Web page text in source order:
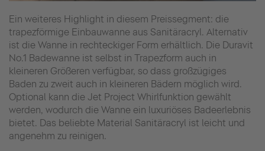
Ein weiteres Highlight in diesem Preissegment: die
trapezförmige Einbauwanne aus Sanitäracryl. Alternativ
ist die Wanne in rechteckiger Form erhältlich. Die Duravit
No.1 Badewanne ist selbst in Trapezform auch in
kleineren Größeren verfügbar, so dass großzügiges
Baden zu zweit auch in kleineren Bädern möglich wird.
Optional kann die Jet Project Whirlfunktion gewählt
werden, wodurch die Wanne ein luxuriöses Badeerlebnis
bietet. Das beliebte Material Sanitäracryl ist leicht und
angenehm zu reinigen.